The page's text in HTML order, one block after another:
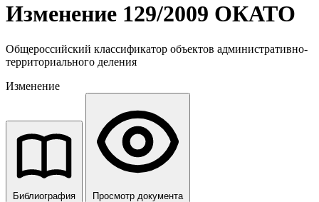
Изменение 129/2009 ОКАТО
Общероссийский классификатор объектов административно-
территориального деления
Изменение
Библиография Просмотр документа